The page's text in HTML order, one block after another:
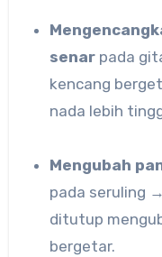
Mengencangkan atau mengendurkan
senar pada
kencang
nada lebih
Mengubah
pada seruling
ditutup
bergetar.